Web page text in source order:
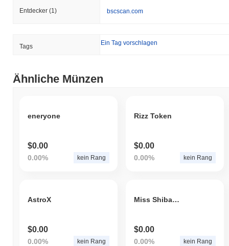
Entdecker (1) bscscan.com
Tags Ein Tag vorschlagen
Ähnliche Münzen
eneryone
$0.00
0.00% kein Rang
Rizz Token
$0.00
0.00% kein Rang
AstroX
$0.00
0.00% kein Rang
Miss Shiba Inu
$0.00
0.00% kein Rang